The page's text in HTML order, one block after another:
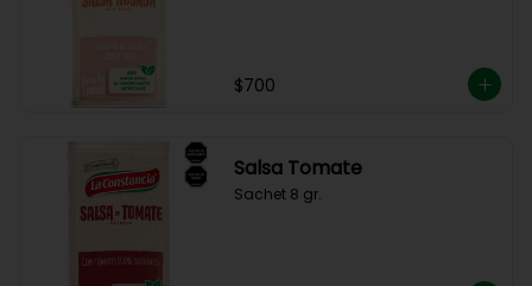
$700
Salsa Tomate
Sachet 8 gr.